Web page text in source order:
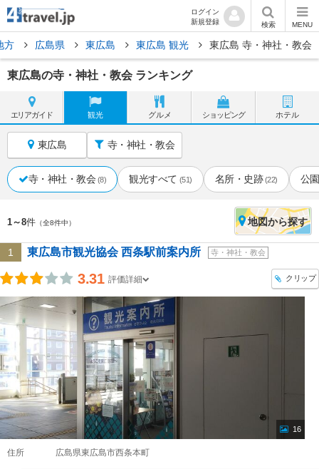
ログイン
新規登録
検索 MENU
方 広島県 東広島 東広島 観光 東広島 寺・神社・教会
東広島の寺・神社・教会 ランキング
エリアガイド 観光 グルメ ショッピング ホテル
東広島 寺・神社・教会
寺・神社・教会 (8) 観光すべて (51) 名所・史跡 (22) 公
1～8件 （全8件中） 地図から探す
1 東広島市観光協会 西条駅前案内所 寺・神社・教会
3.31 評価詳細 クリップ
16
住所 広島県東広島市西条本町